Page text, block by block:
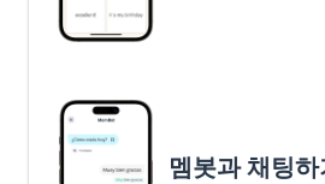
멤봇과 채팅하